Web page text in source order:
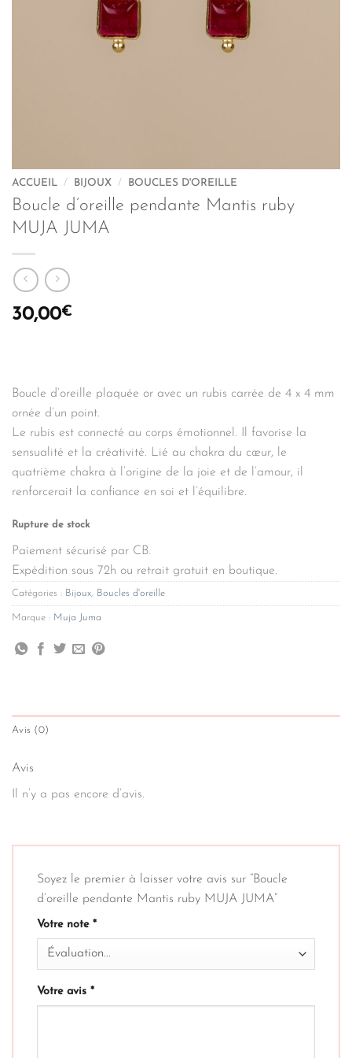
ACCUEIL / BIJOUX / BOUCLES D'OREILLE
Boucle d’oreille pendante Mantis ruby
MUJA JUMA
30,00€
Boucle d’oreille plaquée or avec un rubis carrée de 4 x 4 mm
ornée d’un point.
Le rubis est connecté au corps émotionnel. Il favorise la
sensualité et la créativité. Lié au chakra du cœur, le
quatrième chakra à l’origine de la joie et de l’amour, il
renforcerait la confiance en soi et l’équilibre.
Rupture de stock
Paiement sécurisé par CB.
Expédition sous 72h ou retrait gratuit en boutique.
Catégories : Bijoux Boucles d'oreille
Marque : Muja Juma
Avis (0)
Avis
Il n’y a pas encore d’avis.
Soyez le premier à laisser votre avis sur “Boucle
d’oreille pendante Mantis ruby MUJA JUMA”
Votre note *
Votre avis *